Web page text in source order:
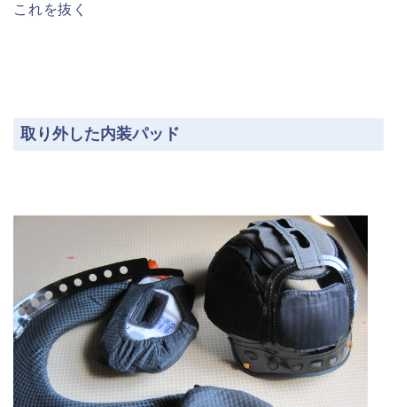
これを抜く
取り外した内装パッド